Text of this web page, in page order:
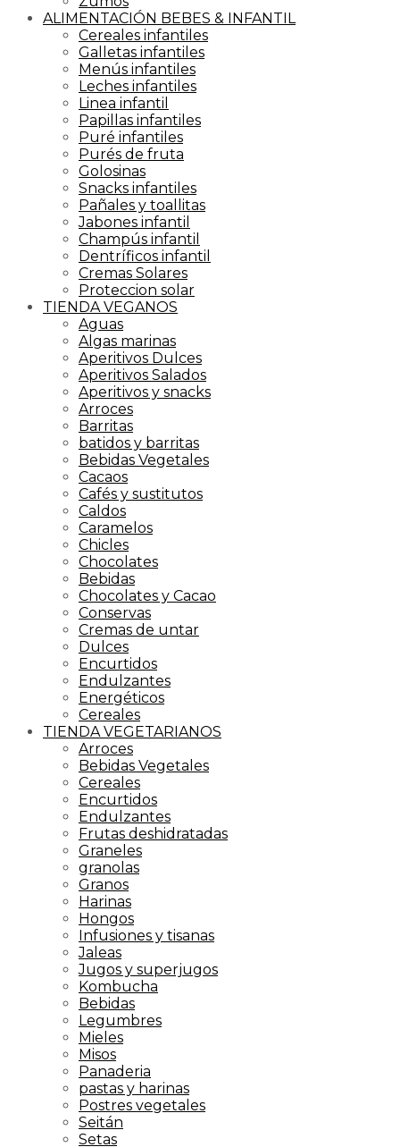
ALIMENTACIÓN BEBES & INFANTIL
Cereales infantiles
Galletas infantiles
Menús infantiles
Leches infantiles
Linea infantil
Papillas infantiles
Puré infantiles
Purés de fruta
Golosinas
Snacks infantiles
Pañales y toallitas
Jabones infantil
Champús infantil
Dentríficos infantil
Cremas Solares
Proteccion solar
TIENDA VEGANOS
Aguas
Algas marinas
Aperitivos Dulces
Aperitivos Salados
Aperitivos y snacks
Arroces
Barritas
batidos y barritas
Bebidas Vegetales
Cacaos
Cafés y sustitutos
Caldos
Caramelos
Chicles
Chocolates
Bebidas
Chocolates y Cacao
Conservas
Cremas de untar
Dulces
Encurtidos
Endulzantes
Energéticos
Cereales
TIENDA VEGETARIANOS
Arroces
Bebidas Vegetales
Cereales
Encurtidos
Endulzantes
Frutas deshidratadas
Graneles
granolas
Granos
Harinas
Hongos
Infusiones y tisanas
Jaleas
Jugos y superjugos
Kombucha
Bebidas
Legumbres
Mieles
Misos
Panaderia
pastas y harinas
Postres vegetales
Seitán
Setas